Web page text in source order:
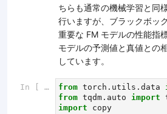
ちらも通常の機械学習と同
行いますが、ブラックボッ
重要な FM モデルの性能指
モデルの予測値と真値との
しています。
In [ ]: from torch.utils.data
from tqdm.auto import
import
copy